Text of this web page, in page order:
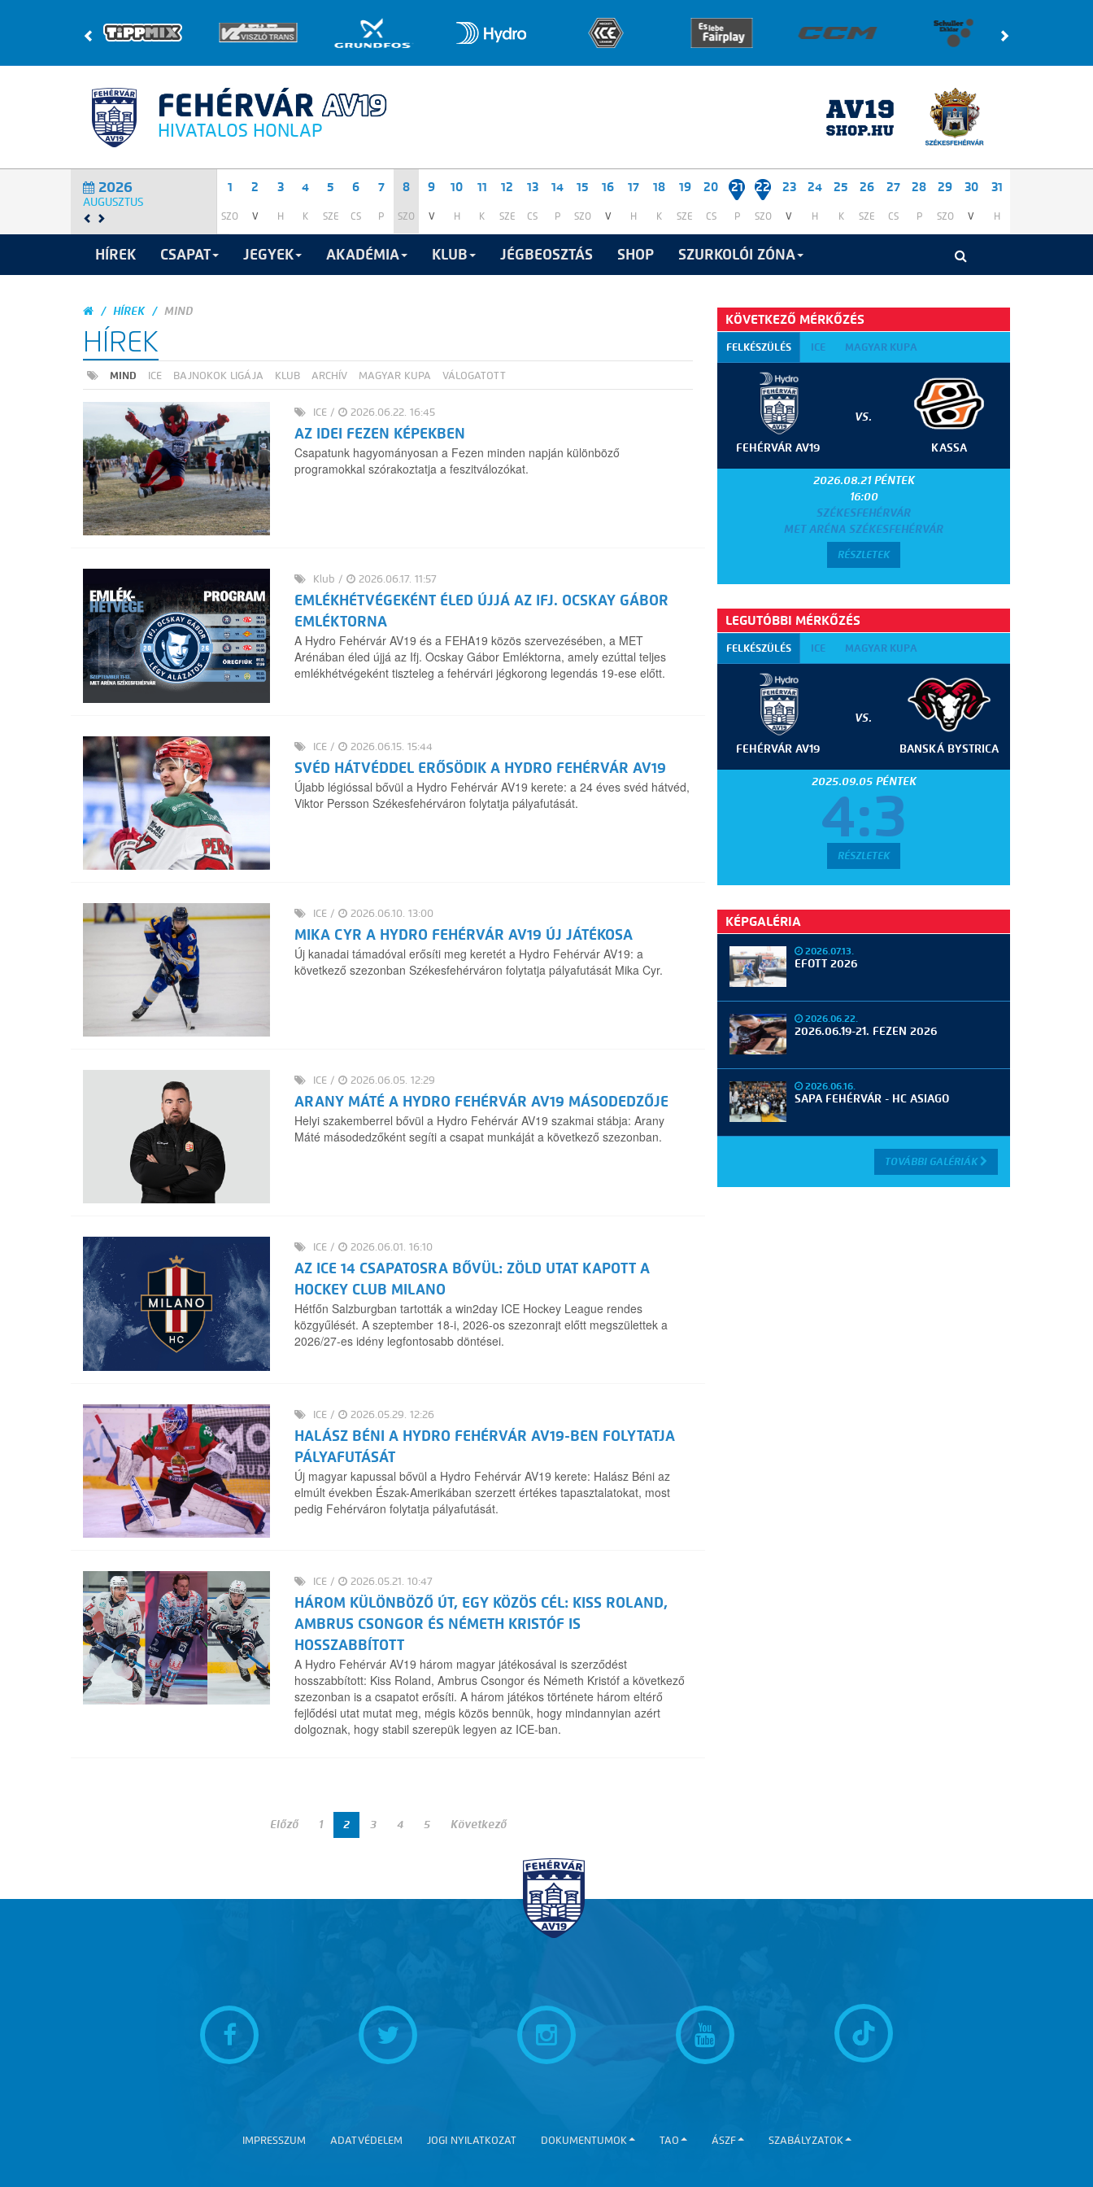
HIVATALOS HONLAP
2026
AUGUSZTUS
1
SZO
2
V
3
H
4
K
5
SZE
6
CS
7
P
8
SZO
9
V
10
H
11
K
12
SZE
13
CS
14
P
15
SZO
16
V
17
H
18
K
19
SZE
20
CS
21
P
22
SZO
23
V
24
H
25
K
26
SZE
27
CS
28
P
29
SZO
30
V
31
H
HÍREK CSAPAT JEGYEK AKADÉMIA KLUB JÉGBEOSZTÁS SHOP SZURKOLÓI ZÓNA
HÍREK MIND
HÍREK
MIND ICE BAJNOKOK LIGÁJA KLUB ARCHÍV MAGYAR KUPA VÁLOGATOTT
ICE/ 2026.06.22. 16:45
AZ IDEI FEZEN KÉPEKBEN
Csapatunk hagyományosan a Fezen minden napján különböző
programokkal szórakoztatja a feszitválozókat.
Klub / 2026.06.17. 11:57
EMLÉKHÉTVÉGEKÉNT ÉLED ÚJJÁ AZ IFJ. OCSKAY GÁBOR
EMLÉKTORNA
A Hydro Fehérvár AV19 és a FEHA19 közös szervezésében, a MET
Arénában éled újjá az Ifj. Ocskay Gábor Emléktorna, amely ezúttal teljes
emlékhétvégeként tiszteleg a fehérvári jégkorong legendás 19-ese előtt.
ICE/ 2026.06.15. 15:44
SVÉD HÁTVÉDDEL ERŐSÖDIK A HYDRO FEHÉRVÁR AV19
Újabb légióssal bővül a Hydro Fehérvár AV19 kerete: a 24 éves svéd hátvéd,
Viktor Persson Székesfehérváron folytatja pályafutását.
ICE/ 2026.06.10. 13:00
MIKA CYR A HYDRO FEHÉRVÁR AV19 ÚJ JÁTÉKOSA
Új kanadai támadóval erősíti meg keretét a Hydro Fehérvár AV19: a
következő szezonban Székesfehérváron folytatja pályafutását Mika Cyr.
ICE/ 2026.06.05. 12:29
ARANY MÁTÉ A HYDRO FEHÉRVÁR AV19 MÁSODEDZŐJE
Helyi szakemberrel bővül a Hydro Fehérvár AV19 szakmai stábja: Arany
Máté másodedzőként segíti a csapat munkáját a következő szezonban.
ICE/ 2026.06.01. 16:10
AZ ICE 14 CSAPATOSRA BŐVÜL: ZÖLD UTAT KAPOTT A
HOCKEY CLUB MILANO
Hétfőn Salzburgban tartották a win2day ICE Hockey League rendes
közgyűlését. A szeptember 18-i, 2026-os szezonrajt előtt megszülettek a
2026/27-es idény legfontosabb döntései.
ICE/ 2026.05.29. 12:26
HALÁSZ BÉNI A HYDRO FEHÉRVÁR AV19-BEN FOLYTATJA
PÁLYAFUTÁSÁT
Új magyar kapussal bővül a Hydro Fehérvár AV19 kerete: Halász Béni az
elmúlt években Észak-Amerikában szerzett értékes tapasztalatokat, most
pedig Fehérváron folytatja pályafutását.
ICE/ 2026.05.21. 10:47
HÁROM KÜLÖNBÖZŐ ÚT, EGY KÖZÖS CÉL: KISS ROLAND,
AMBRUS CSONGOR ÉS NÉMETH KRISTÓF IS
HOSSZABBÍTOTT
A Hydro Fehérvár AV19 három magyar játékosával is szerződést
hosszabbított: Kiss Roland, Ambrus Csongor és Németh Kristóf a következő
szezonban is a csapatot erősíti. A három játékos története három eltérő
fejlődési utat mutat meg, mégis közös bennük, hogy mindannyian azért
dolgoznak, hogy stabil szerepük legyen az ICE-ban.
Előző 1 2 3 4 5 Következő
KÖVETKEZŐ MÉRKŐZÉS
FELKÉSZÜLÉS ICE MAGYAR KUPA
FEHÉRVÁR AV19
VS.
KASSA
2026.08.21 PÉNTEK
16:00
SZÉKESFEHÉRVÁR
MET ARÉNA SZÉKESFEHÉRVÁR
RÉSZLETEK
LEGUTÓBBI MÉRKŐZÉS
FELKÉSZÜLÉS ICE MAGYAR KUPA
FEHÉRVÁR AV19
VS.
BANSKÁ BYSTRICA
2025.09.05 PÉNTEK
4:3
RÉSZLETEK
KÉPGALÉRIA
2026.07.13.
EFOTT 2026
2026.06.22.
2026.06.19-21. FEZEN 2026
2026.06.16.
SAPA FEHÉRVÁR - HC ASIAGO
TOVÁBBI GALÉRIÁK
IMPRESSZUM ADATVÉDELEM JOGI NYILATKOZAT DOKUMENTUMOK TAO ÁSZF SZABÁLYZATOK